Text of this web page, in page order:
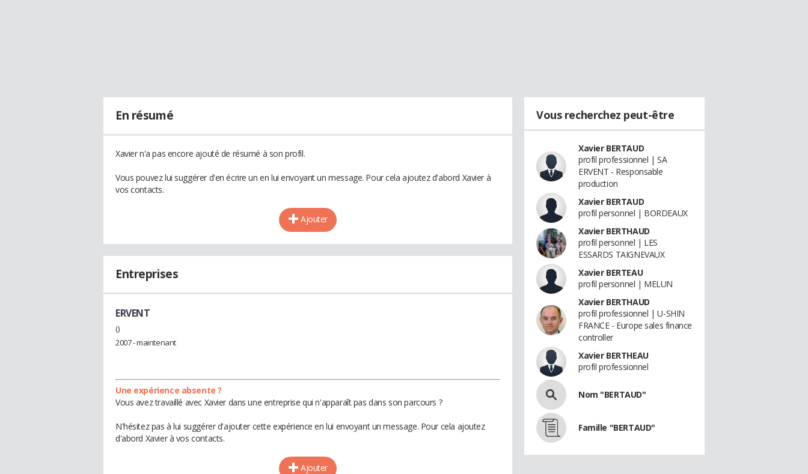
En résumé
Xavier n'a pas encore ajouté de résumé à son profil.
Vous pouvez lui suggérer d'en écrire un en lui envoyant un message. Pour cela ajoutez d'abord Xavier à
vos contacts.
Ajouter
Entreprises
ERVENT
()
2007 - maintenant
Une expérience absente ?
Vous avez travaillé avec Xavier dans une entreprise qui n'apparaît pas dans son parcours ?
N'hésitez pas à lui suggérer d'ajouter cette expérience en lui envoyant un message. Pour cela ajoutez
d'abord Xavier à vos contacts.
Ajouter
Vous recherchez peut-être
Xavier BERTAUD
profil professionnel | SA
ERVENT - Responsable
production
Xavier BERTAUD
profil personnel | BORDEAUX
Xavier BERTHAUD
profil personnel | LES
ESSARDS TAIGNEVAUX
Xavier BERTEAU
profil personnel | MELUN
Xavier BERTHAUD
profil professionnel | U-SHIN
FRANCE - Europe sales finance
controller
Xavier BERTHEAU
profil professionnel
Nom "BERTAUD"
Famille "BERTAUD"